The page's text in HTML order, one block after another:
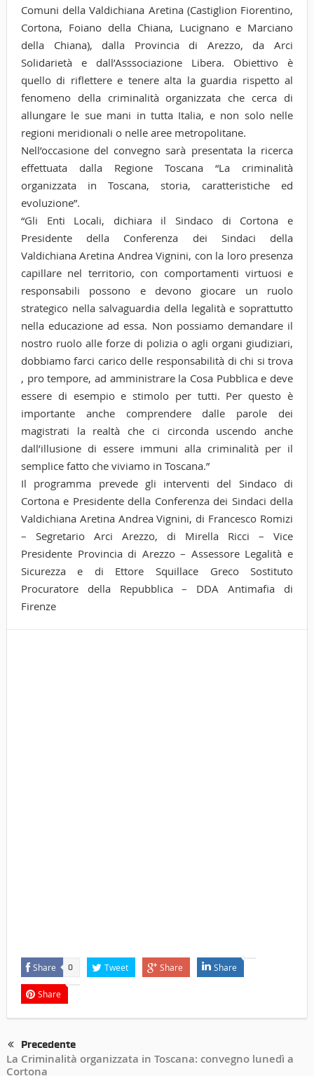
Comuni della Valdichiana Aretina (Castiglion Fiorentino,
Cortona, Foiano della Chiana, Lucignano e Marciano
della Chiana), dalla Provincia di Arezzo, da Arci
Solidarietà e dall’Asssociazione Libera. Obiettivo è
quello di riflettere e tenere alta la guardia rispetto al
fenomeno della criminalità organizzata che cerca di
allungare le sue mani in tutta Italia, e non solo nelle
regioni meridionali o nelle aree metropolitane.
Nell’occasione del convegno sarà presentata la ricerca
effettuata dalla Regione Toscana “La criminalità
organizzata in Toscana, storia, caratteristiche ed
evoluzione”.
“Gli Enti Locali, dichiara il Sindaco di Cortona e
Presidente della Conferenza dei Sindaci della
Valdichiana Aretina Andrea Vignini, con la loro presenza
capillare nel territorio, con comportamenti virtuosi e
responsabili possono e devono giocare un ruolo
strategico nella salvaguardia della legalità e soprattutto
nella educazione ad essa. Non possiamo demandare il
nostro ruolo alle forze di polizia o agli organi giudiziari,
dobbiamo farci carico delle responsabilità di chi si trova
, pro tempore, ad amministrare la Cosa Pubblica e deve
essere di esempio e stimolo per tutti. Per questo è
importante anche comprendere dalle parole dei
magistrati la realtà che ci circonda uscendo anche
dall’illusione di essere immuni alla criminalità per il
semplice fatto che viviamo in Toscana.”
Il programma prevede gli interventi del Sindaco di
Cortona e Presidente della Conferenza dei Sindaci della
Valdichiana Aretina Andrea Vignini, di Francesco Romizi
– Segretario Arci Arezzo, di Mirella Ricci – Vice
Presidente Provincia di Arezzo – Assessore Legalità e
Sicurezza e di Ettore Squillace Greco Sostituto
Procuratore della Repubblica – DDA Antimafia di
Firenze
Share 0 Tweet Share Share
Share
Precedente
La Criminalità organizzata in Toscana: convegno lunedì a
Cortona